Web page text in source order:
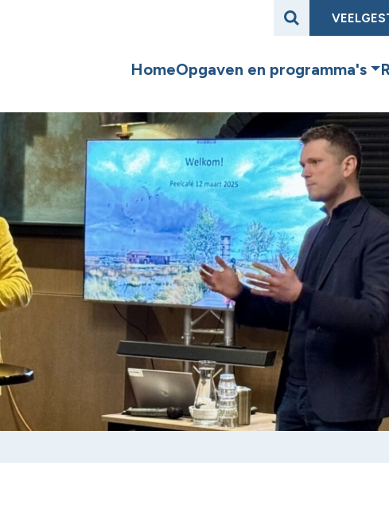
HomeOpgaven en programma's